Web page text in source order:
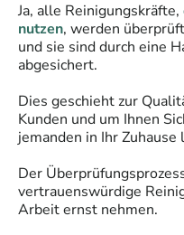
Ja, alle Reinigungskräfte,
nutzen, werden
und sie sind durch eine
abgesichert.
Dies geschieht zur
Kunden und um Ihnen
jemanden in Ihr Zuhause
Der
vertrauenswürdige
Arbeit ernst nehmen.